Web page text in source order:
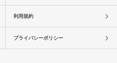
利用規約
プライバシーポリシー